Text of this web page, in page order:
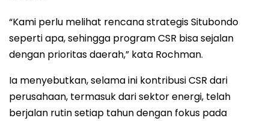
“Kami perlu melihat rencana strategis Situbondo
seperti apa, sehingga program CSR bisa sejalan
dengan prioritas daerah,” kata Rochman.
Ia menyebutkan, selama ini kontribusi CSR dari
perusahaan, termasuk dari sektor energi, telah
berjalan rutin setiap tahun dengan fokus pada